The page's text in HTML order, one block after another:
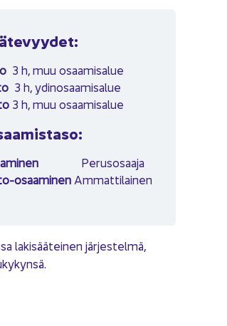
3 h, muu osaa­mi­sa­lue
3 h, ydin­osaa­mi­sa­lue
3 h, muu osaa­mi­sa­lue
Pe­rus­osaa­ja
​osaaminen Am­mat­ti­lai­nen
la­ki­sää­tei­nen jär­jes­tel­mä,